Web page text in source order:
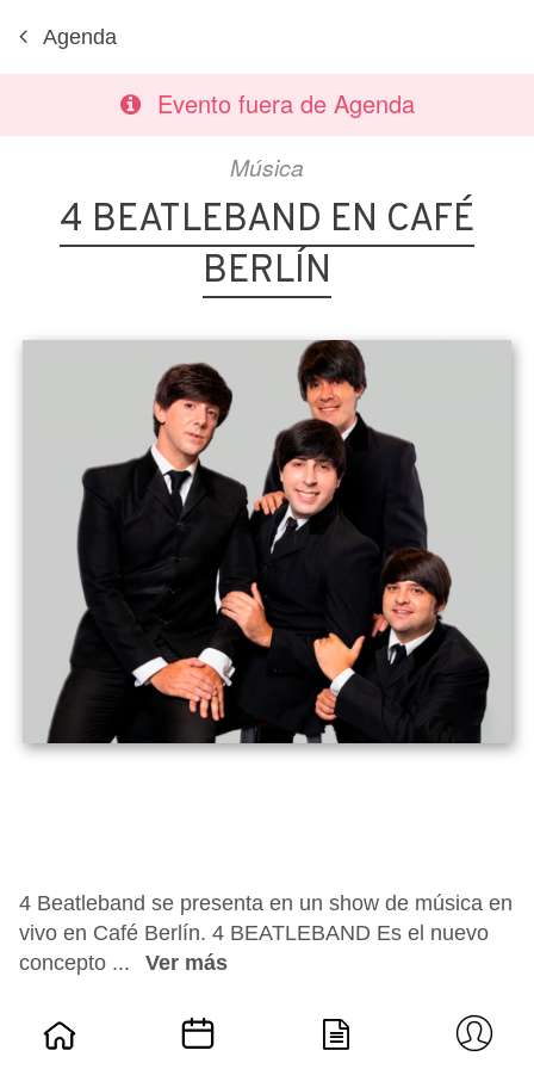
Agenda
Evento fuera de Agenda
Música
4 BEATLEBAND EN CAFÉ
BERLÍN
4 Beatleband se presenta en un show de música en
vivo en Café Berlín. 4 BEATLEBAND Es el nuevo
concepto ...
Ver más